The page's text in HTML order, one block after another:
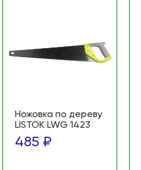
Ножовка по дереву
LISTOK LWG 1423
485 ₽